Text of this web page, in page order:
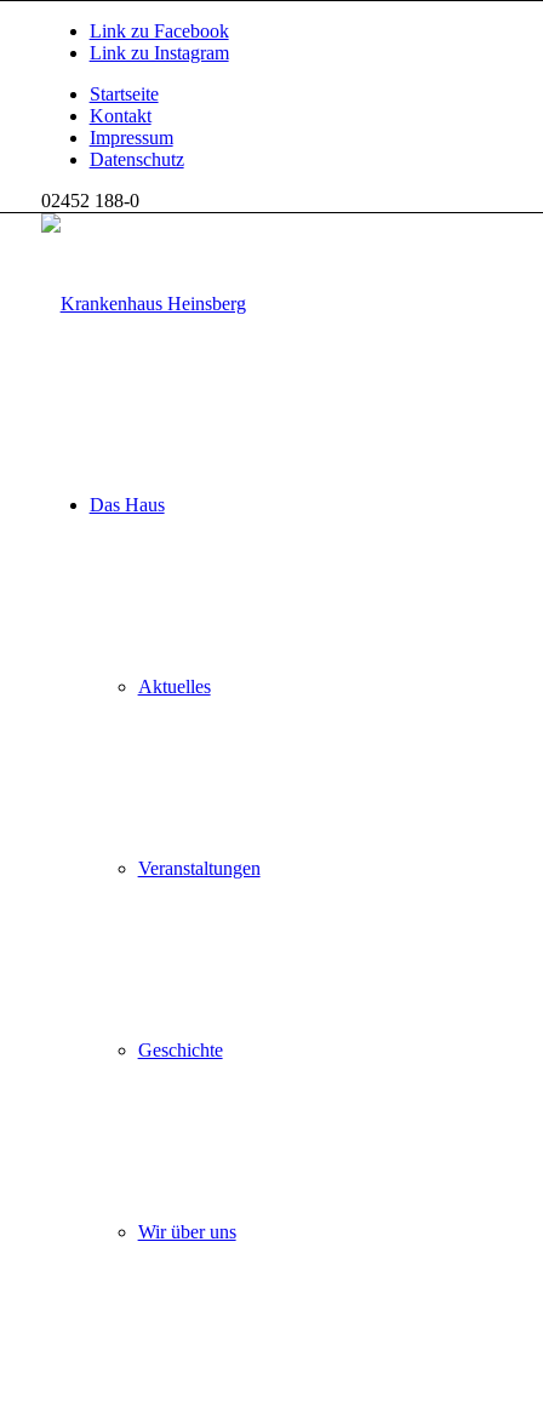
Link zu Facebook
Link zu Instagram
Startseite
Kontakt
Impressum
Datenschutz
02452 188-0
Das Haus
Aktuelles
Veranstaltungen
Geschichte
Wir über uns